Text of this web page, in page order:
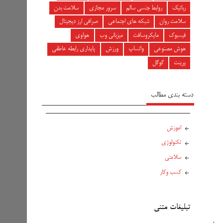
رباتیک روابط جنسی سالم سرور مجازی
سلامت بدن
سلامت روان
شبکه های اجتماعی
صرافی ارز دیجیتال
فیسبوک
مایکروسافت میزبانی وب
هواوی
هوش مصنوعی
واتساپ ورزش
پایداری رابطه عاطفی
پرینت
گوگل
دسته بندی مطالب
اموزش
تکنولوژی
سلامتی
کسب وکار
تبلیغات متنی